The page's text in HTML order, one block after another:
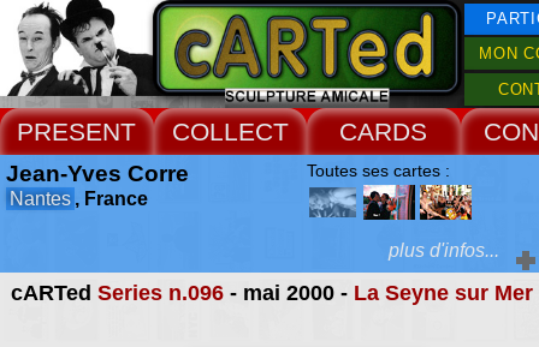
MON
PRESENT COLLECT CARDS
cARTed Series n.096- mai 2000 - La Seyne sur Mer
Jean-Yves Corre
Nantes , France
Toutes ses cartes :
Extras :
plus d'infos...